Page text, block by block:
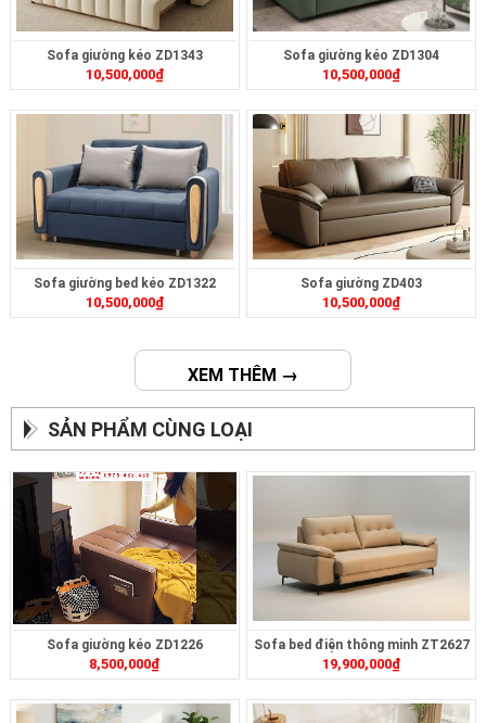
Sofa giường kéo ZD1343
10,500,000₫
Sofa giường kéo ZD1304
10,500,000₫
Sofa giường bed kéo ZD1322
10,500,000₫
Sofa giường ZD403
10,500,000₫
XEM THÊM →
SẢN PHẨM CÙNG LOẠI
Sofa giường kéo ZD1226
8,500,000₫
Sofa bed điện thông minh ZT2627
19,900,000₫